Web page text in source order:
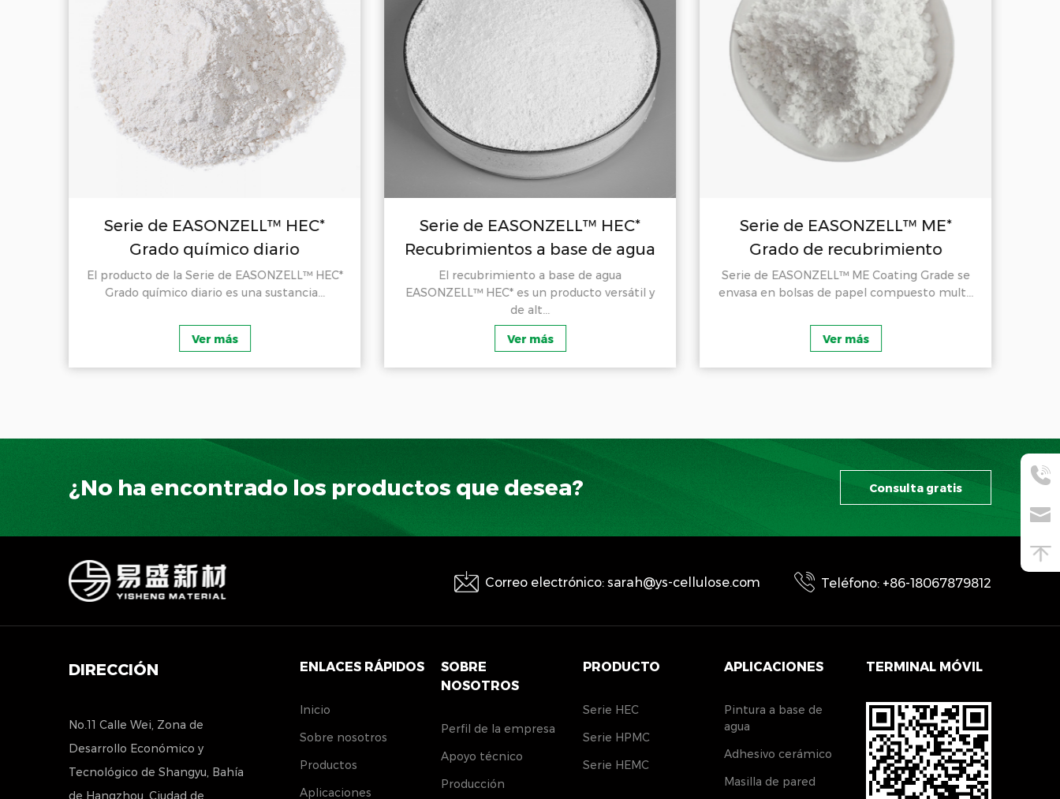
Serie de EASONZELL™ HEC*
Grado químico diario
El producto de la Serie de EASONZELL™ HEC*
Grado químico diario es una sustancia...
Ver más
Serie de EASONZELL™ HEC*
Recubrimientos a base de agua
El recubrimiento a base de agua
EASONZELL™ HEC* es un producto versátil y
de alt...
Ver más
Serie de EASONZELL™ ME*
Grado de recubrimiento
Serie de EASONZELL™ ME Coating Grade se
envasa en bolsas de papel compuesto mult...
Ver más
¿No ha encontrado los productos que desea? Consulta gratis
Correo electrónico: sarah@ys-cellulose.com Teléfono: +86-18067879812
DIRECCIÓN
No.11 Calle Wei, Zona de
Desarrollo Económico y
Tecnológico de Shangyu, Bahía
de Hangzhou, Ciudad de
ENLACES RÁPIDOS
Inicio
Sobre nosotros
Productos
Aplicaciones
SOBRE
NOSOTROS
Perfil de la empresa
Apoyo técnico
Producción
PRODUCTO
Serie HEC
Serie HPMC
Serie HEMC
APLICACIONES
Pintura a base de
agua
Adhesivo cerámico
Masilla de pared
TERMINAL MÓVIL